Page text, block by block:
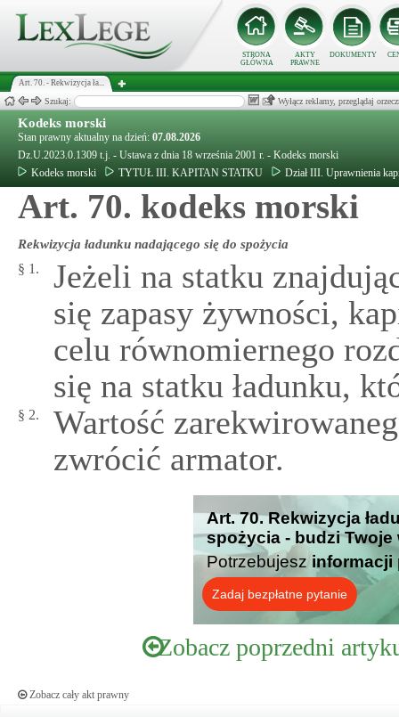
STRONA
GŁÓWNA
AKTY
PRAWNE
DOKUMENTY
Art. 70. - Rekwizycja ła...
Szukaj: Wyłącz reklamy, przeglądaj
Kodeks morski
Stan prawny aktualny na dzień: 07.08.2026
Dz.U.2023.0.1309 t.j. - Ustawa z dnia 18 września 2001 r. - Kodeks morski
Kodeks morski
TYTUŁ III. KAPITAN STATKU Dział III. Uprawnienia
Art. 70. kodeks morski
Rekwizycja ładunku nadającego się do spożycia
§ 1.
Jeżeli na statku
się zapasy żywności,
celu równomiernego
się na statku ładunku,
§ 2.
Wartość
zwrócić armator.
Art. 70. Rekwizycja
spożycia - budzi
Potrzebujesz informacji
Zadaj bezpłatne pytanie
Zobacz poprzedni
Zobacz cały akt prawny